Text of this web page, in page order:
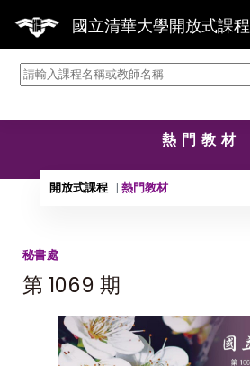
國立清華大學開放式課程
熱門教材
開放式課程 熱門教材
秘書處
第 1069 期